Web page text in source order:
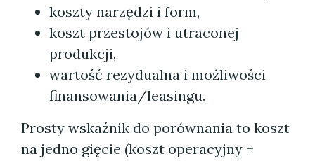
koszty narzędzi i form,
koszt przestojów i utraconej
produkcji,
wartość rezydualna i możliwości
finansowania/leasingu.
Prosty wskaźnik do porównania to koszt
na jedno gięcie (koszt operacyjny +